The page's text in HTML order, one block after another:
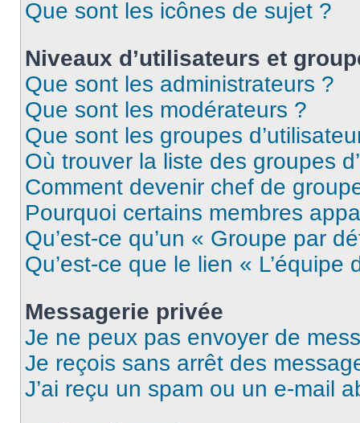
Que sont les icônes de sujet ?
Niveaux d’utilisateurs et
Que sont les administrateurs ?
Que sont les modérateurs ?
Que sont les groupes
Où trouver la liste des groupes
Comment devenir chef de
Pourquoi certains membres
Qu’est-ce qu’un « Groupe par
Qu’est-ce que le lien « L’équipe
Messagerie privée
Je ne peux pas envoyer de
Je reçois sans arrêt des
J’ai reçu un spam ou un e-mail